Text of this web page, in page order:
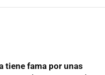
tiene fama por unas